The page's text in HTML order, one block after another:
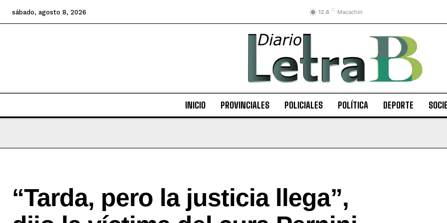
sábado, agosto 8, 2026 12.6 C Macachín
INICIO PROVINCIALES POLICIALES POLÍTICA DEPORTE
“Tarda, pero la justicia llega”,